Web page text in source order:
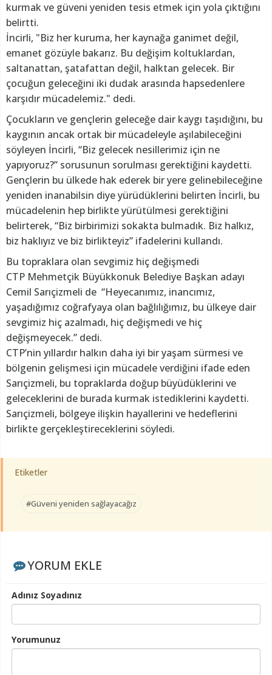
kurmak ve güveni yeniden tesis etmek için yola çıktığını
belirtti.
İncirli, "Biz her kuruma, her kaynağa ganimet değil,
emanet gözüyle bakarız. Bu değişim koltuklardan,
saltanattan, şatafattan değil, halktan gelecek. Bir
çocuğun geleceğini iki dudak arasında hapsedenlere
karşıdır mücadelemiz." dedi.
Çocukların ve gençlerin geleceğe dair kaygı taşıdığını, bu
kaygının ancak ortak bir mücadeleyle aşılabileceğini
söyleyen İncirli, “Biz gelecek nesillerimiz için ne
yapıyoruz?” sorusunun sorulması gerektiğini kaydetti.
Gençlerin bu ülkede hak ederek bir yere gelinebileceğine
yeniden inanabilsin diye yürüdüklerini belirten İncirli, bu
mücadelenin hep birlikte yürütülmesi gerektiğini
belirterek, “Biz birbirimizi sokakta bulmadık. Biz halkız,
biz haklıyız ve biz birlikteyiz” ifadelerini kullandı.
Bu topraklara olan sevgimiz hiç değişmedi
CTP Mehmetçik Büyükkonuk Belediye Başkan adayı
Cemil Sarıçizmeli de “Heyecanımız, inancımız,
yaşadığımız coğrafyaya olan bağlılığımız, bu ülkeye dair
sevgimiz hiç azalmadı, hiç değişmedi ve hiç
değişmeyecek.” dedi.
CTP’nin yıllardır halkın daha iyi bir yaşam sürmesi ve
bölgenin gelişmesi için mücadele verdiğini ifade eden
Sarıçizmeli, bu topraklarda doğup büyüdüklerini ve
geleceklerini de burada kurmak istediklerini kaydetti.
Sarıçizmeli, bölgeye ilişkin hayallerini ve hedeflerini
birlikte gerçekleştireceklerini söyledi.
Etiketler
#Güveni yeniden sağlayacağız
YORUM EKLE
Adınız Soyadınız
Yorumunuz